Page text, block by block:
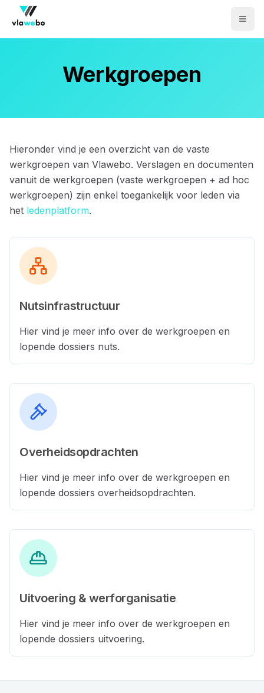
Werkgroepen
Hieronder vind je een overzicht van de vaste
werkgroepen van Vlawebo. Verslagen en documenten
vanuit de werkgroepen (vaste werkgroepen + ad hoc
werkgroepen) zijn enkel toegankelijk voor leden via
het ledenplatform.
Nutsinfrastructuur
Hier vind je meer info over de werkgroepen en
lopende dossiers nuts.
Overheidsopdrachten
Hier vind je meer info over de werkgroepen en
lopende dossiers overheidsopdrachten.
Uitvoering & werforganisatie
Hier vind je meer info over de werkgroepen en
lopende dossiers uitvoering.